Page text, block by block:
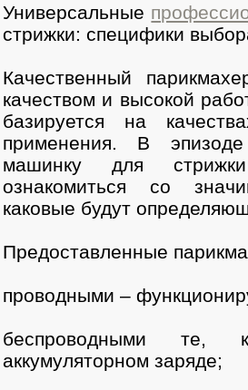
Универсальные
стрижки: специфики
Качественный
качеством и высокой
базируется на
применения. В
машинку для
ознакомиться со
каковые будут
Предоставленные
проводными –
беспроводными те,
аккумуляторном заряде;